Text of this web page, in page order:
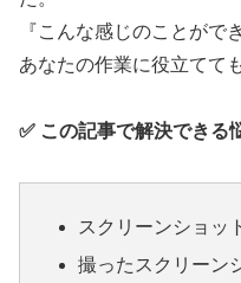
『こんな感じのことがで
あなたの作業に役立てて
✅ この記事で解決できる
スクリーンショッ
撮ったスクリーン